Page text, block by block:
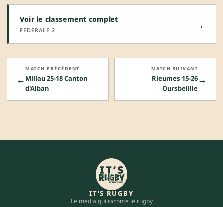
Voir le classement complet
FEDERALE 2 →
←
MATCH PRÉCÉDENT
Millau 25-18 Canton
d'Alban
→
MATCH SUIVANT
Rieumes 15-26
Oursbelille
IT’S RUGBY
Le média qui raconte le rugby